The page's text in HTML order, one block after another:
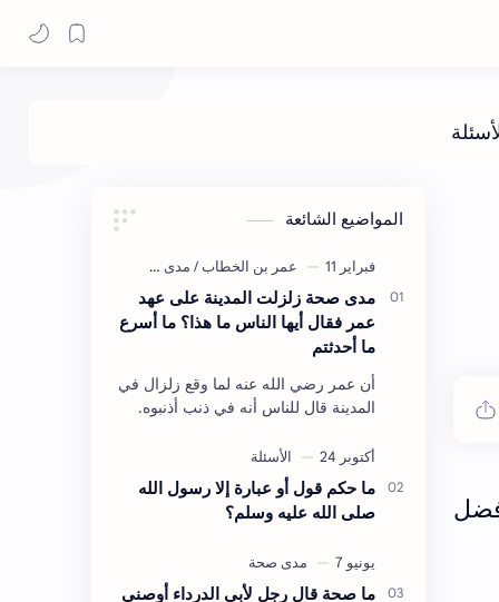
المواضيع الشائعة
مدى صحة زلزلت المدينة على عهد
عمر فقال أيها الناس ما هذا؟ ما أسرع
ما أحدثتم
أن عمر رضي الله عنه لما وقع زلزال في
المدينة قال للناس أنه في ذنب أذنبوه.
معناه أخرجه ابن أبي الدنيا في العقوبات
(ص3…
ما حكم قول أو عبارة إلا رسول الله
صلى الله عليه وسلم؟
ما صحة قال رجل لأبي الدرداء أوصني